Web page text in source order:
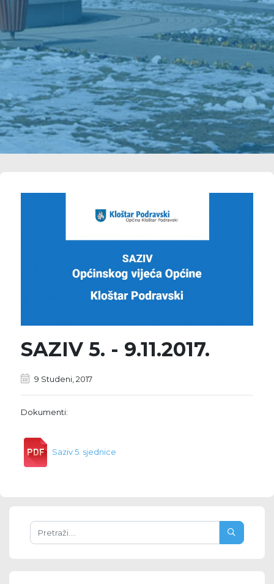
SAZIV 5. - 9.11.2017.
9 Studeni, 2017
Dokumenti:
Saziv 5. sjednice